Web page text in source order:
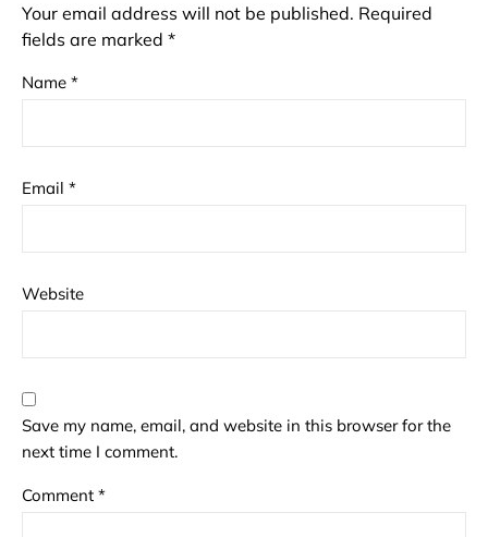
Your email address will not be published. Required
fields are marked *
Name *
Email *
Website
Save my name, email, and website in this browser for the
next time I comment.
Comment *